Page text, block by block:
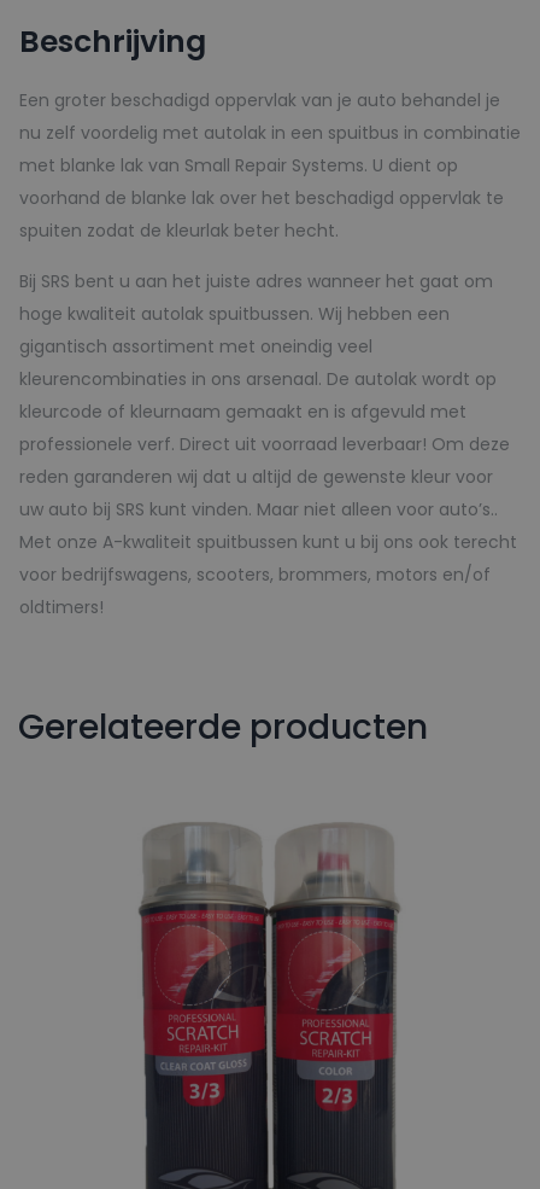
-
aantal
Beschrijving
Een groter beschadigd oppervlak van je auto behandel je
nu zelf voordelig met autolak in een spuitbus in combinatie
met blanke lak van Small Repair Systems. U dient op
voorhand de blanke lak over het beschadigd oppervlak te
spuiten zodat de kleurlak beter hecht.
Bij SRS bent u aan het juiste adres wanneer het gaat om
hoge kwaliteit autolak spuitbussen. Wij hebben een
gigantisch assortiment met oneindig veel
kleurencombinaties in ons arsenaal. De autolak wordt op
kleurcode of kleurnaam gemaakt en is afgevuld met
professionele verf. Direct uit voorraad leverbaar! Om deze
reden garanderen wij dat u altijd de gewenste kleur voor
uw auto bij SRS kunt vinden. Maar niet alleen voor auto’s..
Met onze A-kwaliteit spuitbussen kunt u bij ons ook terecht
voor bedrijfswagens, scooters, brommers, motors en/of
oldtimers!
Gerelateerde producten